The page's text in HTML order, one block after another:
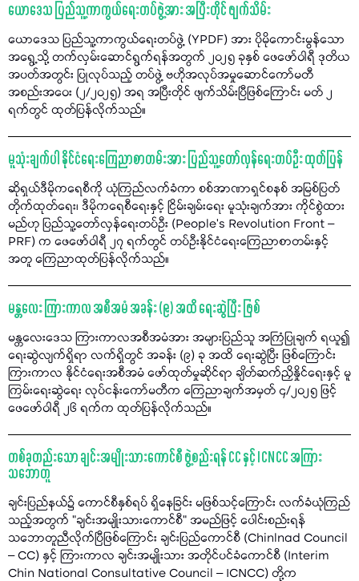
ယောဒေသ ပြည်သူ့ကာကွယ်ရေးတပ်ဖွဲ့အား အပြီးတိုင် ဖျက်သိမ်း
ယောဒေသ ပြည်သူ့ကာကွယ်ရေးတပ်ဖွဲ့ (YPDF) အား ပိုမိုကောင်းမွန်သော
အရွေ့သို့ တက်လှမ်းဆောင်ရွက်ရန်အတွက် ၂၀၂၅ ခုနှစ် ဖေဖော်ဝါရီ ဒုတိယ
အပတ်အတွင်း ပြုလုပ်သည့် တပ်ဖွဲ့ ဗဟိုအလုပ်အမှုဆောင်ကော်မတီ
အစည်းအဝေး (၂/၂၀၂၅) အရ အပြီးတိုင် ဖျက်သိမ်းပြီဖြစ်ကြောင်း မတ် ၂
ရက်တွင် ထုတ်ပြန်လိုက်သည်။
မူသုံးချက်ပါ နိုင်ငံရေးကြေညာစာတမ်းအား ပြည်သူ့တော်လှန်ရေးတပ်ဦး ထုတ်ပြန်
ဆိုရှယ်ဒီမိုကရေစီကို ယုံကြည်လက်ခံကာ စစ်အာဏာရှင်စနစ် အမြစ်ပြတ်
တိုက်ထုတ်ရေး၊ ဒီမိုကရေစီရေးနှင့် ငြိမ်းချမ်းရေး မူသုံးချက်အား ကိုင်စွဲထား
မည်ဟု ပြည်သူ့တော်လှန်ရေးတပ်ဦး (People’s Revolution Front –
PRF) က ဖေဖော်ဝါရီ ၂၇ ရက်တွင် တပ်ဦးနိုင်ငံရေးကြေညာစာတမ်းနှင့်
အတူ ကြေညာထုတ်ပြန်လိုက်သည်။
မန္တလေး ကြားကာလ အစီအမံ အခန်း (၉) အထိ ရေးဆွဲပြီး ဖြစ်
မန္တလေးဒေသ ကြားကာလအစီအမံအား အများပြည်သူ အကြံပြုချက် ရယူ၍
ရေးဆွဲလျက်ရှိရာ လက်ရှိတွင် အခန်း (၉) ခု အထိ ရေးဆွဲပြီး ဖြစ်ကြောင်း
ကြားကာလ နိုင်ငံရေးအစီအမံ ဖော်ထုတ်မှုဆိုင်ရာ ချိတ်ဆက်ညှိနှိုင်ရေးနှင့် မူ
ကြမ်းရေးဆွဲရေး လုပ်ငန်းကော်မတီက ကြေညာချက်အမှတ် ၄/၂၀၂၅ ဖြင့်
ဖေဖော်ဝါရီ ၂၆ ရက်က ထုတ်ပြန်လိုက်သည်။
တစ်ခုတည်းသော ချင်းအမျိုးသားကောင်စီ ဖွဲ့စည်းရန် CC နှင့် ICNCC အကြား
သဘောတူ
ချင်းပြည်နယ်၌ ကောင်စီနှစ်ရပ် ရှိနေခြင်း မဖြစ်သင့်ကြောင်း လက်ခံယုံကြည်
သည့်အတွက် "ချင်းအမျိုးသားကောင်စီ" အမည်ဖြင့် ပေါင်းစည်းရန်
သဘောတူညီလိုက်ပြီဖြစ်ကြောင်း ချင်းပြည်ကောင်စီ (Chinlnad Council
– CC) နှင့် ကြားကာလ ချင်းအမျိုးသား အတိုင်ပင်ခံကောင်စီ (Interim
Chin National Consultative Council – ICNCC) တို့က